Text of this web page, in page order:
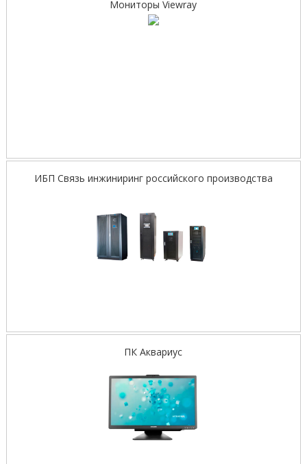
Мониторы Viewray
ИБП Связь инжиниринг российского производства
ПК Аквариус